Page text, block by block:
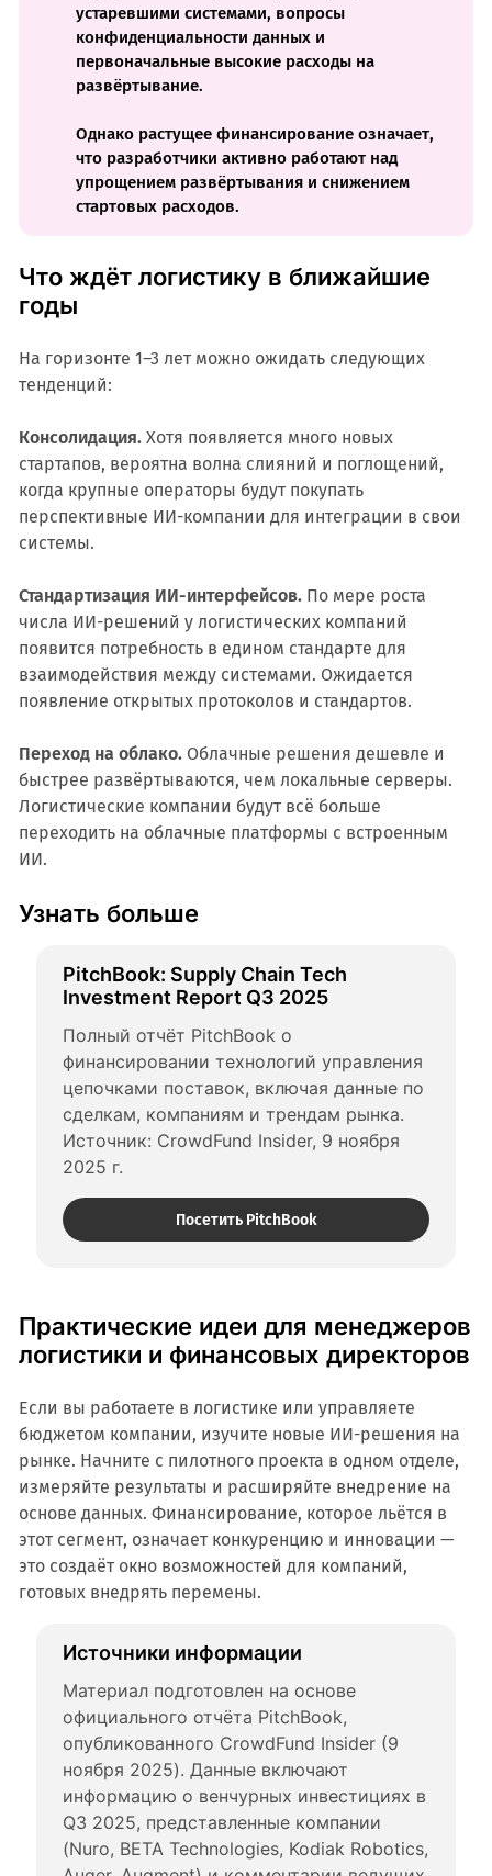
устаревшими системами, вопросы
конфиденциальности данных и
первоначальные высокие расходы на
развёртывание.
Однако растущее финансирование означает,
что разработчики активно работают над
упрощением развёртывания и снижением
стартовых расходов.
Что ждёт логистику в ближайшие
годы
На горизонте 1–3 лет можно ожидать следующих
тенденций:
Консолидация.Хотя появляется много новых
стартапов, вероятна волна слияний и поглощений,
когда крупные операторы будут покупать
перспективные ИИ-компании для интеграции в свои
системы.
Стандартизация ИИ-интерфейсов.По мере роста
числа ИИ-решений у логистических компаний
появится потребность в едином стандарте для
взаимодействия между системами. Ожидается
появление открытых протоколов и стандартов.
Переход на облако.Облачные решения дешевле и
быстрее развёртываются, чем локальные серверы.
Логистические компании будут всё больше
переходить на облачные платформы с встроенным
ИИ.
Узнать больше
PitchBook: Supply Chain Tech
Investment Report Q3 2025
Полный отчёт PitchBook о
финансировании технологий управления
цепочками поставок, включая данные по
сделкам, компаниям и трендам рынка.
Источник: CrowdFund Insider, 9 ноября
2025 г.
Посетить PitchBook
Практические идеи для менеджеров
логистики и финансовых директоров
Если вы работаете в логистике или управляете
бюджетом компании, изучите новые ИИ-решения на
рынке. Начните с пилотного проекта в одном отделе,
измеряйте результаты и расширяйте внедрение на
основе данных. Финансирование, которое льётся в
этот сегмент, означает конкуренцию и инновации —
это создаёт окно возможностей для компаний,
готовых внедрять перемены.
Источники информации
Материал подготовлен на основе
официального отчёта PitchBook,
опубликованного CrowdFund Insider (9
ноября 2025). Данные включают
информацию о венчурных инвестициях в
Q3 2025, представленные компании
(Nuro, BETA Technologies, Kodiak Robotics,